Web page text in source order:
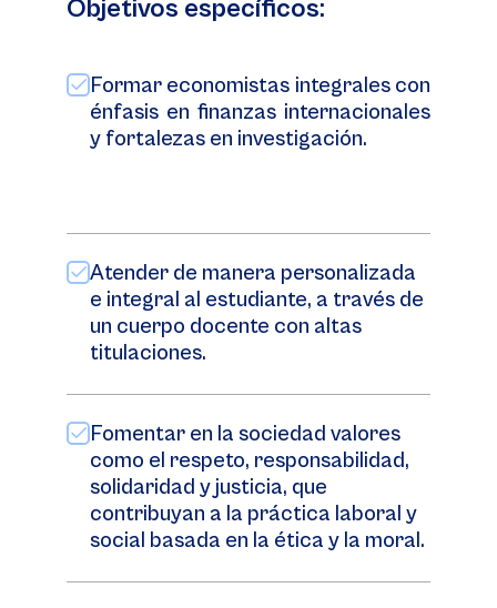
Objetivos específicos:
Formar economistas integrales con
énfasis en finanzas internacionales
y fortalezas en investigación.
Atender de manera personalizada
e integral al estudiante, a través de
un cuerpo docente con altas
titulaciones.
Fomentar en la sociedad valores
como el respeto, responsabilidad,
solidaridad y justicia, que
contribuyan a la práctica laboral y
social basada en la ética y la moral.